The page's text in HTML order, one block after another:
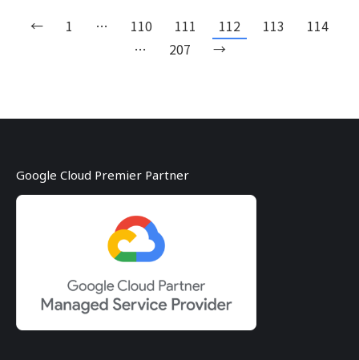
← 1 … 110 111 112 113
114
…
207 →
Google Cloud Premier Partner